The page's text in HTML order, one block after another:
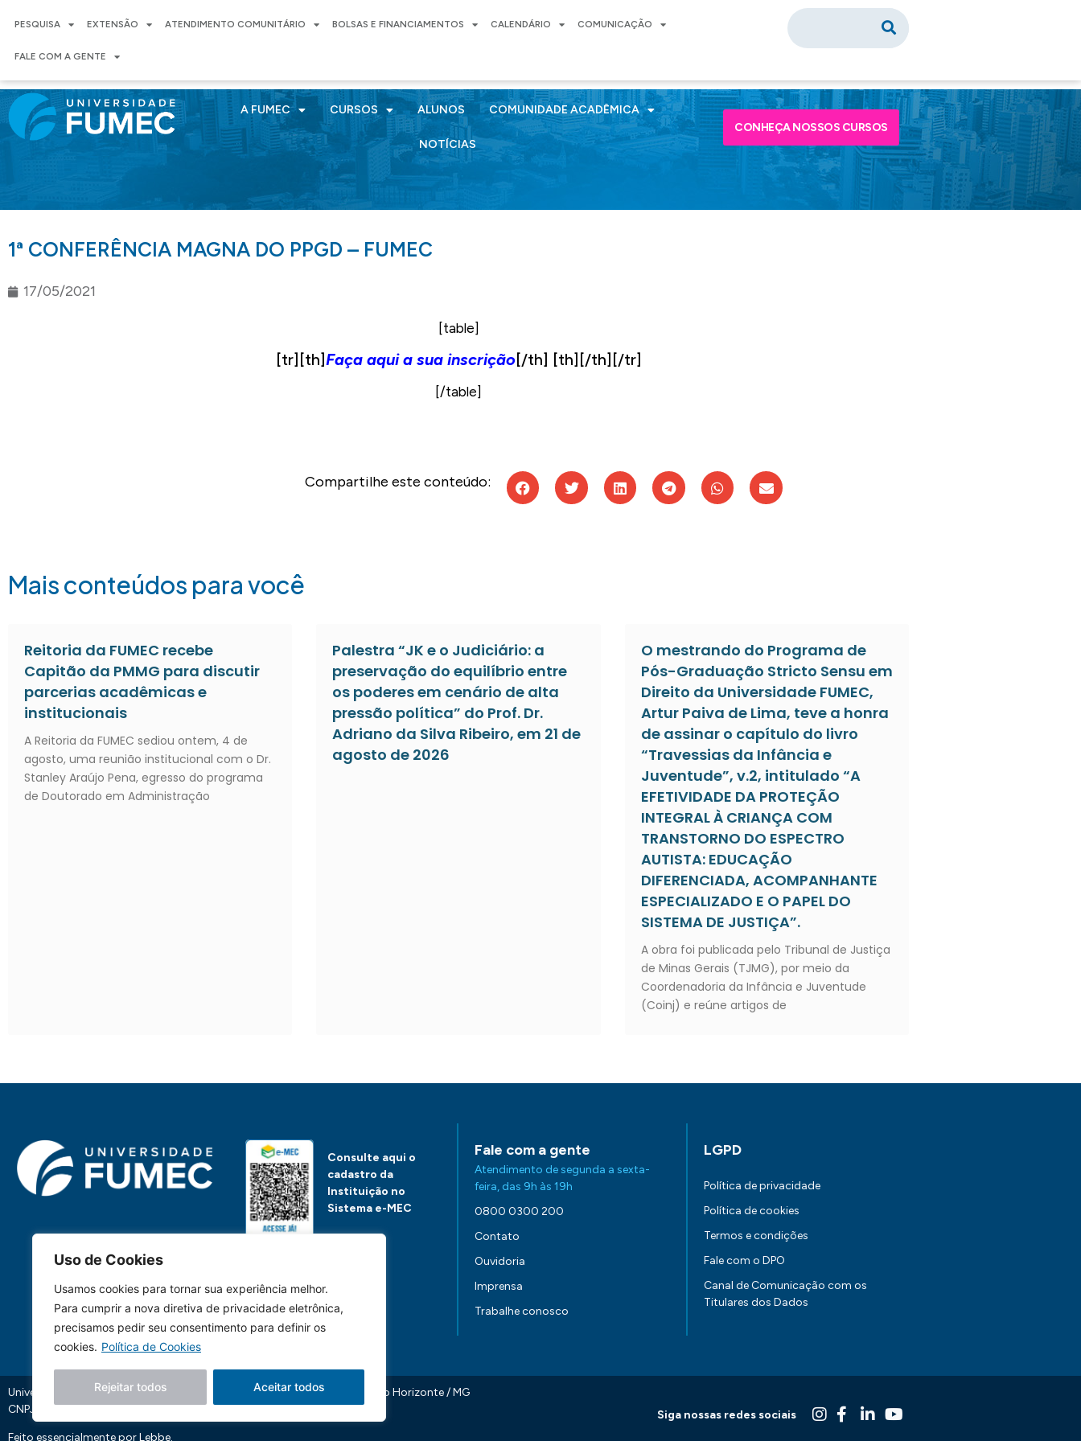
Uso de Cookies
Usamos cookies para tornar sua experiência melhor.
Para cumprir a nova diretiva de privacidade eletrônica,
precisamos pedir seu consentimento para definir os
cookies. Política de Cookies
Rejeitar todos Aceitar todos
PESQUISA EXTENSÃO ATENDIMENTO COMUNITÁRIO BOLSAS E FINANCIAMENTOS CALENDÁRIO COMUNICAÇÃO
FALE COM A GENTE
A FUMEC CURSOS ALUNOS COMUNIDADE ACADÊMICA
NOTÍCIAS
CONHEÇA NOSSOS CURSOS
1ª CONFERÊNCIA MAGNA DO PPGD – FUMEC
17/05/2021
[table]
[tr][th]Faça aqui a sua inscrição[/th] [th][/th][/tr]
[/table]
Compartilhe este conteúdo:
Mais conteúdos para você
Reitoria da FUMEC recebe
Capitão da PMMG para discutir
parcerias acadêmicas e
institucionais
A Reitoria da FUMEC sediou ontem, 4 de
agosto, uma reunião institucional com o Dr.
Stanley Araújo Pena, egresso do programa
de Doutorado em Administração
Palestra “JK e o Judiciário: a
preservação do equilíbrio entre
os poderes em cenário de alta
pressão política” do Prof. Dr.
Adriano da Silva Ribeiro, em 21 de
agosto de 2026
O mestrando do Programa de
Pós-Graduação Stricto Sensu em
Direito da Universidade FUMEC,
Artur Paiva de Lima, teve a honra
de assinar o capítulo do livro
“Travessias da Infância e
Juventude”, v.2, intitulado “A
EFETIVIDADE DA PROTEÇÃO
INTEGRAL À CRIANÇA COM
TRANSTORNO DO ESPECTRO
AUTISTA: EDUCAÇÃO
DIFERENCIADA, ACOMPANHANTE
ESPECIALIZADO E O PAPEL DO
SISTEMA DE JUSTIÇA”.
A obra foi publicada pelo Tribunal de Justiça
de Minas Gerais (TJMG), por meio da
Coordenadoria da Infância e Juventude
(Coinj) e reúne artigos de
Consulte aqui o
cadastro da
Instituição no
Sistema e-MEC
Fale com a gente
Atendimento de segunda a sexta-
feira, das 9h às 19h
0800 0300 200
Contato
Ouvidoria
Imprensa
Trabalhe conosco
LGPD
Política de privacidade
Política de cookies
Termos e condições
Fale com o DPO
Canal de Comunicação com os
Titulares dos Dados
Universidade FUMEC: Rua Cobre, 200 Bairro Cruzeiro CEP: 30.310-190 Belo Horizonte / MG
CNPJ: 17.253.253/0001-70
Feito essencialmente porLebbe.
Siga nossas redes sociais